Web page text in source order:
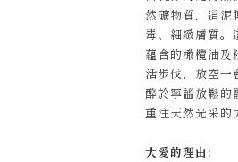
然礦物質，這泥
毒、細緻膚質。
蘊含的橄欖油及
活步伐，放空一
醉於寧謐放鬆的
重注天然光采的
大愛的理由: